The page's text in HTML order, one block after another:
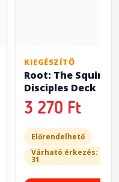
KIEGÉSZÍTŐ
Root: The Squires
Disciples Deck
3 270 Ft
Előrendelhető
Várható érkezés:
31